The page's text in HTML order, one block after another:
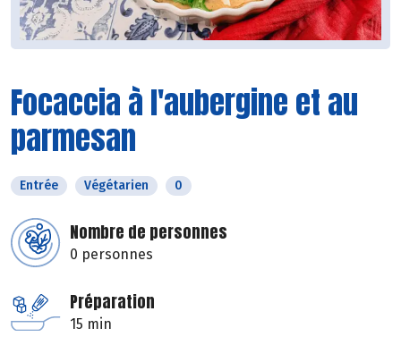
Focaccia à l'aubergine et au
parmesan
Entrée Végétarien 0
Nombre de personnes
0 personnes
Préparation
15 min